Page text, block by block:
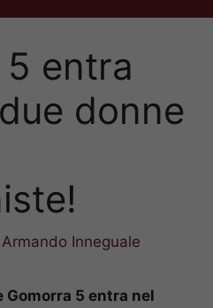
entra
donne
Armando Inneguale
Gomorra 5 entra nel